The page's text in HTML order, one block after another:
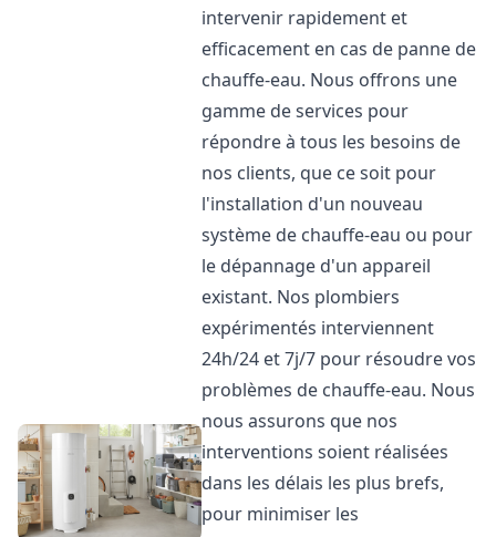
intervenir rapidement et
efficacement en cas de panne de
chauffe-eau. Nous offrons une
gamme de services pour
répondre à tous les besoins de
nos clients, que ce soit pour
l'installation d'un nouveau
système de chauffe-eau ou pour
le dépannage d'un appareil
existant. Nos plombiers
expérimentés interviennent
24h/24 et 7j/7 pour résoudre vos
problèmes de chauffe-eau. Nous
nous assurons que nos
interventions soient réalisées
dans les délais les plus brefs,
pour minimiser les